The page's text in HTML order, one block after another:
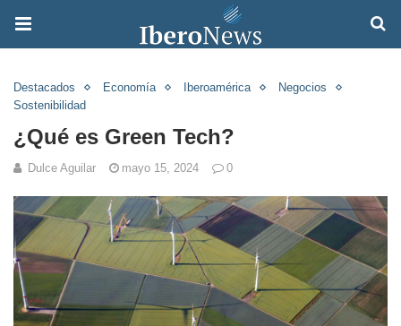
Destacados Economía Iberoamérica
Negocios
Sostenibilidad
¿Qué es Green Tech?
Dulce Aguilar mayo 15, 2024 0